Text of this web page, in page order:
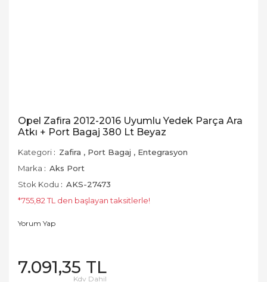
Opel Zafira 2012-2016 Uyumlu Yedek Parça Ara
Atkı + Port Bagaj 380 Lt Beyaz
Kategori Zafira , Port Bagaj , Entegrasyon
Marka
Aks Port
Stok Kodu
AKS-27473
*755,82 TL den başlayan taksitlerle!
Yorum Yap
7.091,35 TL
Kdv Dahil